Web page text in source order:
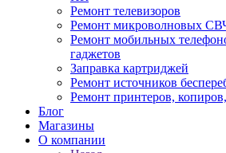
Ремонт телевизоров
Ремонт микроволновых
Ремонт мобильных
гаджетов
Заправка картриджей
Ремонт источников
Ремонт принтеров,
Блог
Магазины
О компании